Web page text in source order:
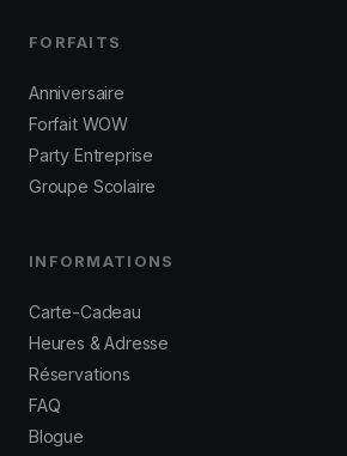
FORFAITS
Anniversaire
Forfait WOW
Party Entreprise
Groupe Scolaire
INFORMATIONS
Carte-Cadeau
Heures & Adresse
Réservations
FAQ
Blogue